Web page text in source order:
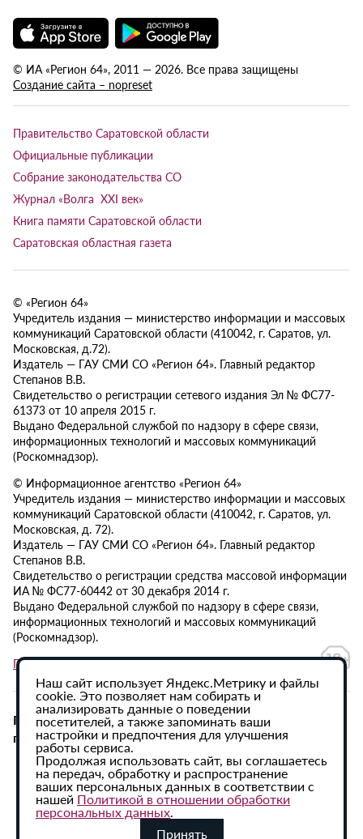
© ИА «Регион 64», 2011 — 2026. Все права защищены
Создание сайта – nopreset
Правительство Саратовской области
Официальные публикации
Собрание законодательства СО
Журнал «Волга XXI век»
Книга памяти Саратовской области
Саратовская областная газета
© «Регион 64»
Учредитель издания — министерство информации и массовых
коммуникаций Саратовской области (410042, г. Саратов, ул.
Московская, д.72).
Издатель — ГАУ СМИ СО «Регион 64». Главный редактор
Степанов В.В.
Свидетельство о регистрации сетевого издания Эл № ФС77-
61373 от 10 апреля 2015 г.
Выдано Федеральной службой по надзору в сфере связи,
информационных технологий и массовых коммуникаций
(Роскомнадзор).
© Информационное агентство «Регион 64»
Учредитель издания — министерство информации и массовых
коммуникаций Саратовской области (410042, г. Саратов, ул.
Московская, д. 72).
Издатель — ГАУ СМИ СО «Регион 64». Главный редактор
Степанов В.В.
Свидетельство о регистрации средства массовой информации
ИА № ФС77-60442 от 30 декабря 2014 г.
Выдано Федеральной службой по надзору в сфере связи,
информационных технологий и массовых коммуникаций
(Роскомнадзор).
Политика в отношении обработки персональных данных
При использовании материалов сайта активная
гиперссылка на ИА «Регион 64» обязательна.
Наш сайт использует Яндекс.Метрику и файлы
cookie. Это позволяет нам собирать и
анализировать данные о поведении
посетителей, а также запоминать ваши
настройки и предпочтения для улучшения
работы сервиса.
Продолжая использовать сайт, вы соглашаетесь
на передач, обработку и распространение
ваших персональных данных в соответствии с
нашей Политикой в отношении обработки
персональных данных.
Принять